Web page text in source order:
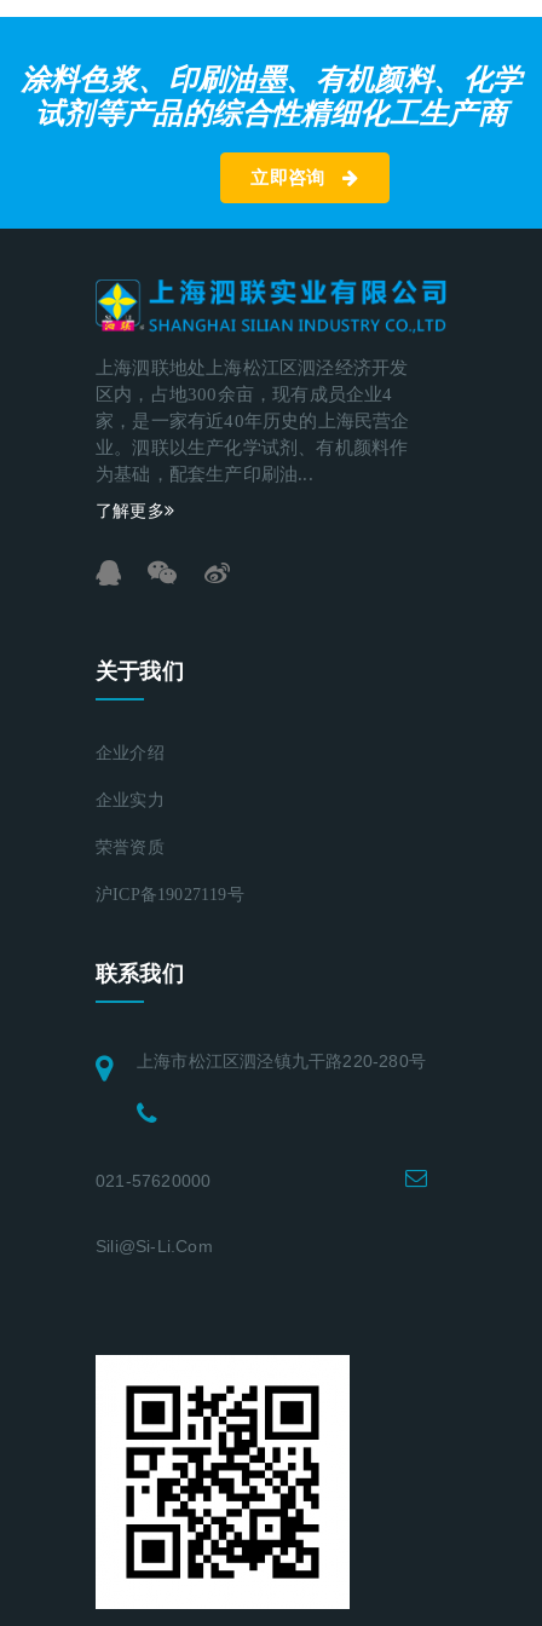
涂料色浆、印刷油墨、有机颜料、化学
试剂等产品的综合性精细化工生产商
立即咨询
上海泗联地处上海松江区泗泾经济开发
区内，占地300余亩，现有成员企业4
家，是一家有近40年历史的上海民营企
业。泗联以生产化学试剂、有机颜料作
为基础，配套生产印刷油...
了解更多
关于我们
企业介绍
企业实力
荣誉资质
沪ICP备19027119号
联系我们
上海市松江区泗泾镇九干路220-280号
021-57620000
Sili@si-Li.com